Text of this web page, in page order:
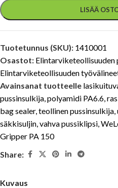
LISÄÄ
Tuotetunnus (SKU): 1410001
Osastot: Elintarviketeollisuuden
Elintarviketeollisuuden
Avainsanat tuotteelle
pussinsulkija polyamidi PA6.6
bag sealer, teollinen pussinsulkija
säkkisuljin vahva pussiklipsi
Gripper PA 150
Share:
Kuvaus